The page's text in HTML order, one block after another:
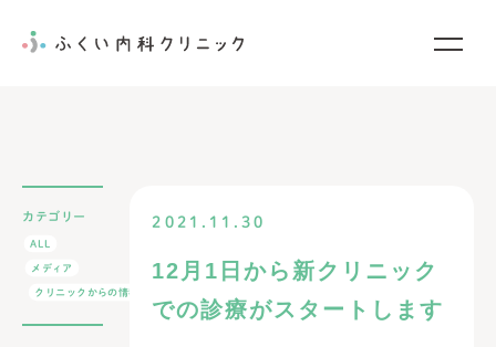
院内紹介
お知らせ
カテゴリー
ALL
メディア
クリニックからの情報
2021.11.30
12月1日から新クリニック
での診療がスタートします